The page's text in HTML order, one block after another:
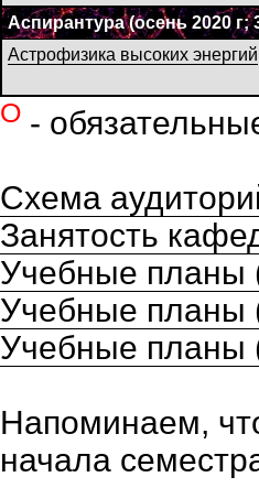
Аспирантура(осень 2020 г;
Астрофизика высоких энергий
О-
Схема
Занятость
Учебные планы
Учебные планы
Учебные планы
Напоминаем,
начала